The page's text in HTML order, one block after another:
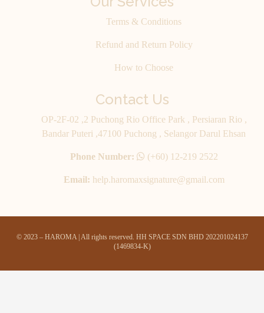
Terms & Conditions
Refund and Return Policy
How to Choose
Contact Us
OP-2F-02 ,2 Puchong Rio Office Park , Persiaran Rio ,
Bandar Puteri ,47100 Puchong , Selangor Darul Ehsan
Phone Number: (+60) 12-219 2522
Email: help.haromaxsignature@gmail.com
© 2023 – HAROMA | All rights reserved. HH SPACE SDN BHD 202201024137
(1469834-K)